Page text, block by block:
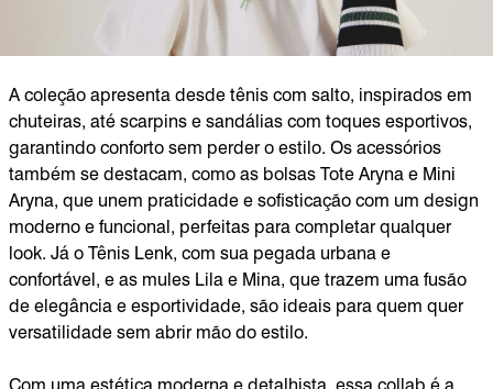
A coleção apresenta desde tênis com salto, inspirados em
chuteiras, até scarpins e sandálias com toques esportivos,
garantindo conforto sem perder o estilo. Os acessórios
também se destacam, como as bolsas Tote Aryna e Mini
Aryna, que unem praticidade e sofisticação com um design
moderno e funcional, perfeitas para completar qualquer
look. Já o Tênis Lenk, com sua pegada urbana e
confortável, e as mules Lila e Mina, que trazem uma fusão
de elegância e esportividade, são ideais para quem quer
versatilidade sem abrir mão do estilo.